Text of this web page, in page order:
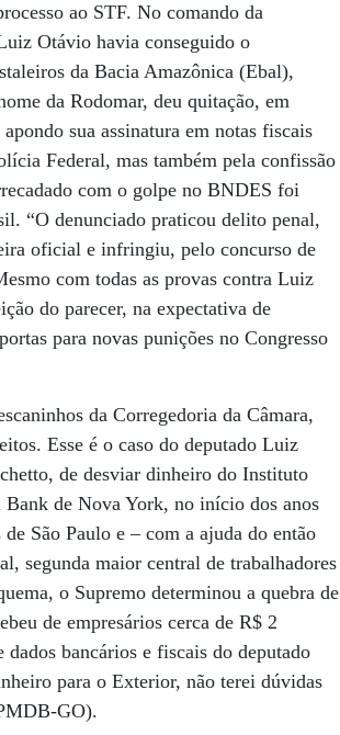
ao STF. No comando da
Otávio havia conseguido o
da Bacia Amazônica (Ebal),
da Rodomar, deu quitação, em
sua assinatura em notas fiscais
Federal, mas também pela confissão
com o golpe no BNDES foi
“O denunciado praticou delito penal,
oficial e infringiu, pelo concurso de
com todas as provas contra Luiz
do parecer, na expectativa de
para novas punições no Congresso
da Corregedoria da Câmara,
Esse é o caso do deputado Luiz
de desviar dinheiro do Instituto
de Nova York, no início dos anos
São Paulo e – com a ajuda do então
segunda maior central de trabalhadores
o Supremo determinou a quebra de
de empresários cerca de R$ 2
bancários e fiscais do deputado
para o Exterior, não terei dúvidas
GO).